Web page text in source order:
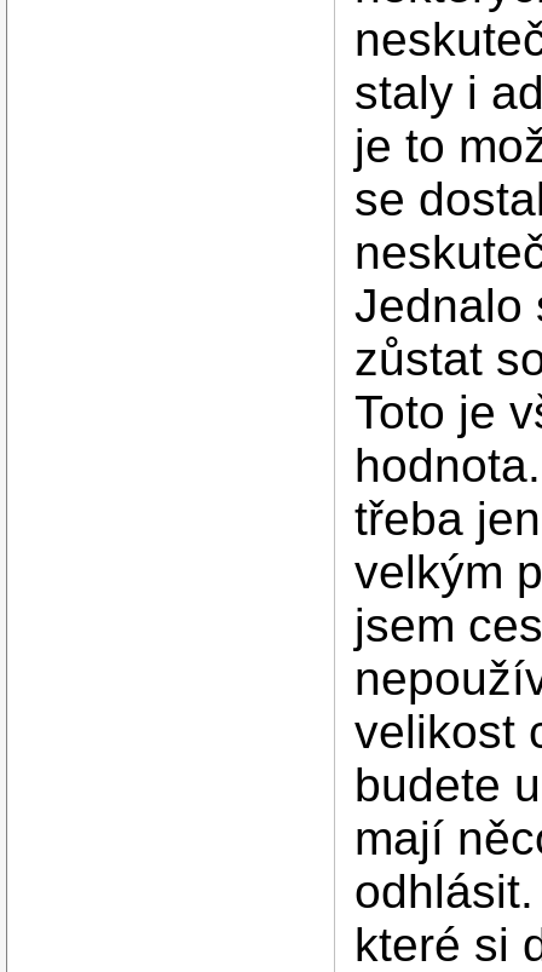
staly i
je to
se
Jednalo
zůstat
Toto je
třeba
velkým
jsem
velikost
budete
mají
které si